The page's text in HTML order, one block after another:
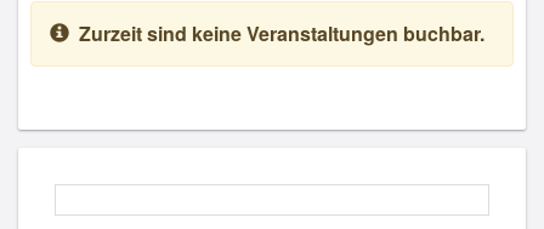
Zurzeit sind keine Veranstaltungen buchbar.